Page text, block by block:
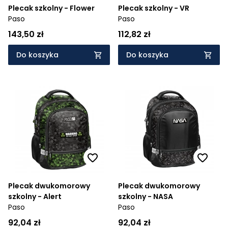
Plecak szkolny - Flower
Paso
143,50 zł
Do koszyka
Plecak szkolny - VR
Paso
112,82 zł
Do koszyka
Plecak dwukomorowy
szkolny - Alert
Paso
92,04 zł
Plecak dwukomorowy
szkolny - NASA
Paso
92,04 zł